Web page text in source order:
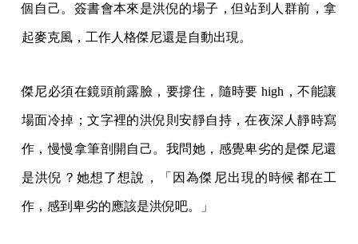
個自己。簽書會本來是洪倪的場子，但站到人群前，拿
起麥克風，工作人格傑尼還是自動出現。
傑尼必須在鏡頭前露臉，要撐住，隨時要 high，不能讓
場面冷掉；文字裡的洪倪則安靜自持，在夜深人靜時寫
作，慢慢拿筆剖開自己。我問她，感覺卑劣的是傑尼還
是洪倪？她想了想說，「因為傑尼出現的時候都在工
作，感到卑劣的應該是洪倪吧。」